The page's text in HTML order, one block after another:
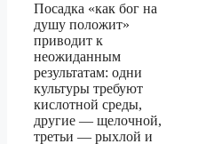
Посадка «как бог на
душу положит»
приводит к
неожиданным
результатам: одни
культуры требуют
кислотной среды,
другие — щелочной,
третьи — рыхлой и